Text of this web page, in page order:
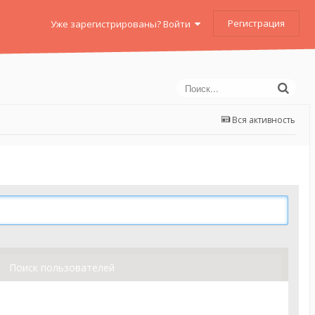
Уже зарегистрированы? Войти Регистрация
Вся активность
Поиск пользователей